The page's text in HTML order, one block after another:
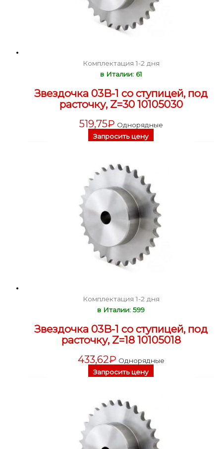
Комплектация 1-2 дня
в Италии: 61
Звездочка 03B-1 со ступицей, под
расточку, Z=30 10105030
519,75₽ Однорядные
Запросить цену
Комплектация 1-2 дня
в Италии: 599
Звездочка 03B-1 со ступицей, под
расточку, Z=18 10105018
433,62₽ Однорядные
Запросить цену